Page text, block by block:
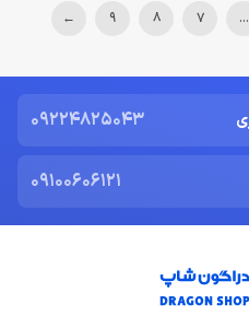
…
7
8
9
←
09224825043
09100606121